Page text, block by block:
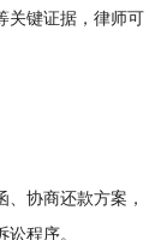
关键证据，律师可
协商还款方案，
程序。